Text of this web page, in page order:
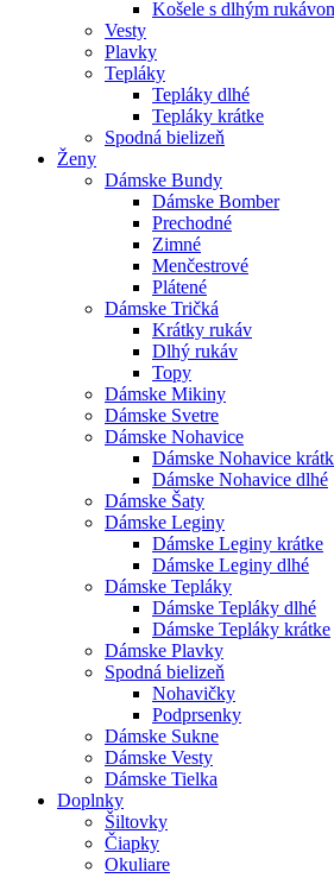
Košele s dlhým
Vesty
Plavky
Tepláky
Tepláky dlhé
Tepláky krátke
Spodná bielizeň
Ženy
Dámske Bundy
Dámske Bomber
Prechodné
Zimné
Menčestrové
Plátené
Dámske Tričká
Krátky rukáv
Dlhý rukáv
Topy
Dámske Mikiny
Dámske Svetre
Dámske Nohavice
Dámske Nohavice
Dámske Nohavice dlhé
Dámske Šaty
Dámske Leginy
Dámske Leginy krátke
Dámske Leginy dlhé
Dámske Tepláky
Dámske Tepláky dlhé
Dámske Tepláky krátke
Dámske Plavky
Spodná bielizeň
Nohavičky
Podprsenky
Dámske Sukne
Dámske Vesty
Dámske Tielka
Doplnky
Šiltovky
Čiapky
Okuliare